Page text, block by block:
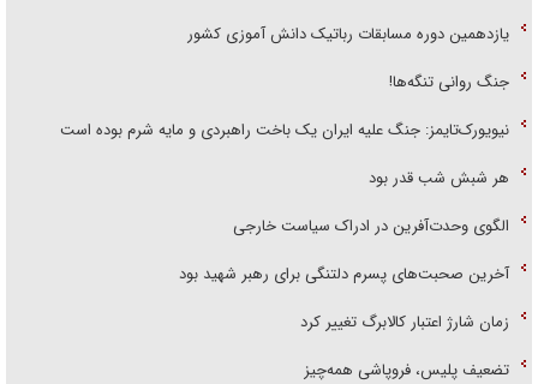
یازدهمین دوره مسابقات رباتیک دانش آموزی کشور
جنگ روانی تنگه‌ها!
نیویورک‌تایمز: جنگ علیه ایران یک باخت راهبردی و مایه شرم بوده است
هر شبش شب قدر بود
الگوی وحدت‌آفرین در ادراک سیاست خارجی
آخرین صحبت‌های پسرم دلتنگی برای رهبر شهید بود
زمان شارژ اعتبار کالابرگ تغییر کرد
تضعیف پلیس، فروپاشی همه‌چیز